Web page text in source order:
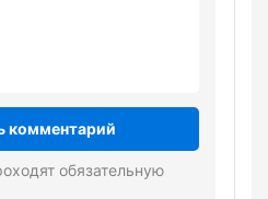
комментарий
обязательную